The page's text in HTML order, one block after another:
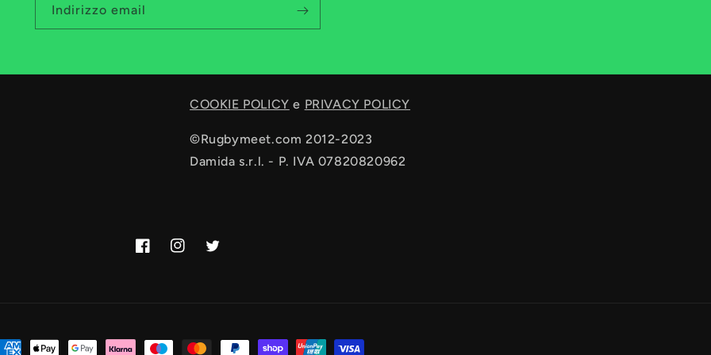
Indirizzo email
COOKIE POLICY e PRIVACY POLICY
©Rugbymeet.com 2012-2023
Damida s.r.l. - P. IVA 07820820962
FacebookInstagramTwitter